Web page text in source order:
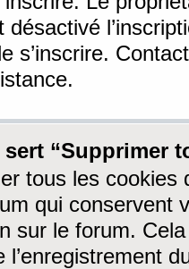
désactivé
s’inscrire.
sert “Supprimer
tous les cookies
qui conservent
sur le forum.
l’enregistrement